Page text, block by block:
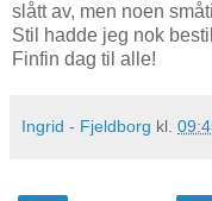
slått av, men noen
Stil hadde jeg nok
Finfin dag til alle!
Ingrid - Fjeldborg kl.